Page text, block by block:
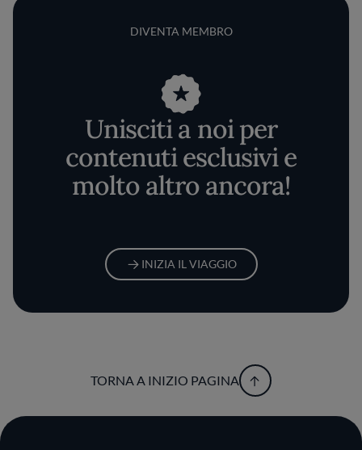
DIVENTA MEMBRO
Unisciti a noi per
contenuti esclusivi e
molto altro ancora!
INIZIA IL VIAGGIO
TORNA A INIZIO PAGINA